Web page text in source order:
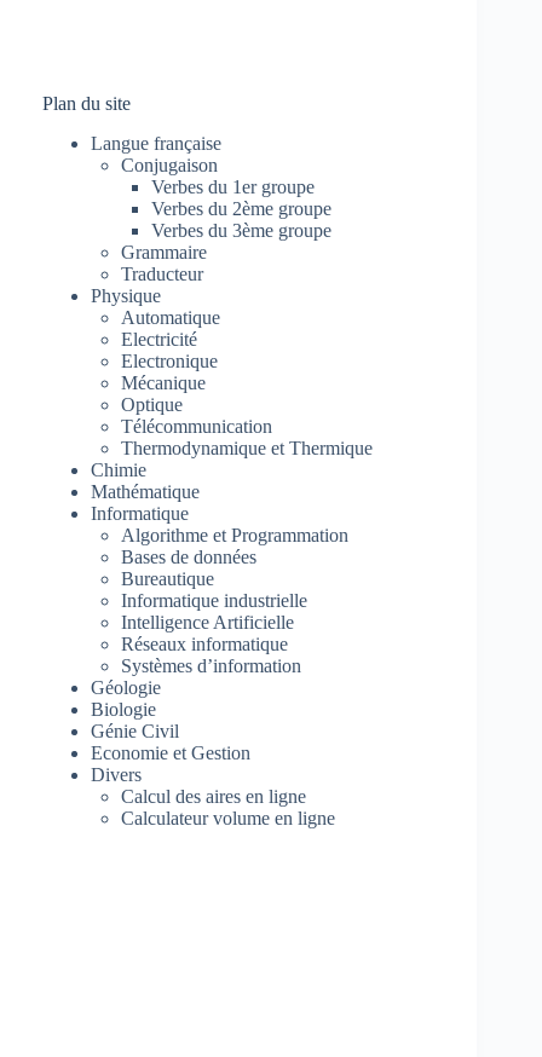
Plan du site
Langue française
Conjugaison
Verbes du 1er groupe
Verbes du 2ème groupe
Verbes du 3ème groupe
Grammaire
Traducteur
Physique
Automatique
Electricité
Electronique
Mécanique
Optique
Télécommunication
Thermodynamique et Thermique
Chimie
Mathématique
Informatique
Algorithme et Programmation
Bases de données
Bureautique
Informatique industrielle
Intelligence Artificielle
Réseaux informatique
Systèmes d’information
Géologie
Biologie
Génie Civil
Economie et Gestion
Divers
Calcul des aires en ligne
Calculateur volume en ligne